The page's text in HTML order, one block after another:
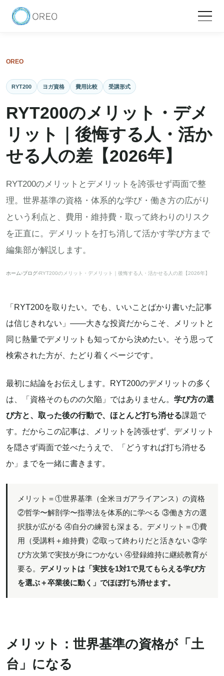
OREO
RYT200 ヨガ資格 費用比較 受講形式
RYT200のメリット・デメ
リット｜後悔する人・活か
せる人の差【2026年】
RYT200のメリットとデメリットを誇張せず両面で整
理。世界基準の資格・体系的な学び・働き方の広がり
という利点と、費用・維持費・取って終わりのリスク
を正直に。デメリットを打ち消して活かす学び方まで
編集部が解説します。
ホーム›ブログ›RYT200のメリット・デメリット｜後悔する人・活かせる人の差【2026年】
「RYT200を取りたい。でも、いいことばかり書いた記事
は信じきれない」——大きな投資だからこそ、メリットと
同じ熱量でデメリットも知ってから決めたい。そう思って
検索された方が、たどり着くページです。
最初に結論をお伝えします。RYT200のデメリットの多く
は、「資格そのものの欠陥」ではありません。 学び方の選
び方と、取った後の行動で、ほとんど打ち消せる課題で
す。だからこの記事は、メリットを誇張せず、デメリット
を隠さず両面で並べたうえで、「どうすれば打ち消せる
か」までを一緒に書きます。
メリット＝①世界基準（全米ヨガアライアンス）の資格
②哲学〜解剖学〜指導法を体系的に学べる ③働き方の選
択肢が広がる ④自分の練習も深まる。デメリット＝①費
用（受講料＋維持費）②取って終わりだと活きない ③学
び方次第で実技が身につかない ④登録維持に継続教育が
要る。 デメリットは「実技を1対1で見てもらえる学び方
を選ぶ＋卒業後に動く」でほぼ打ち消せます。
メリット：世界基準の資格が「土
台」になる